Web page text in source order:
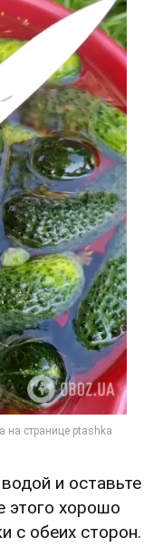
и оставьте
этого хорошо
с обеих сторон.